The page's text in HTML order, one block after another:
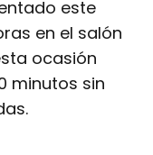
este
en el salón
ocasión
minutos sin